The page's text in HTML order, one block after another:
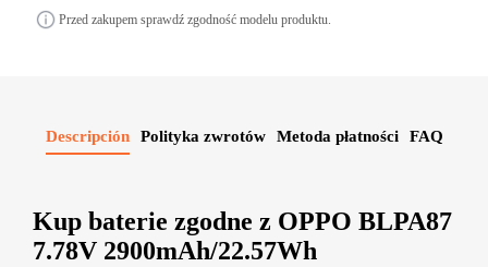
Przed zakupem sprawdź zgodność modelu produktu.
Descripción Polityka zwrotów Metoda płatności FAQ
Kup baterie zgodne z OPPO BLPA87
7.78V 2900mAh/22.57Wh